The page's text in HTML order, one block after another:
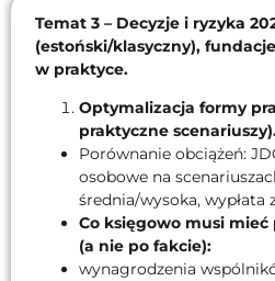
Temat 3 – Decyzje i ryzyka
(estoński/klasyczny),
w praktyce.
Optymalizacja formy
praktyczne
Porównanie obciążeń:
osobowe na
średnia/wysoka, wypłata
Co księgowo musi mieć
(a nie po fakcie):
wynagrodzenia